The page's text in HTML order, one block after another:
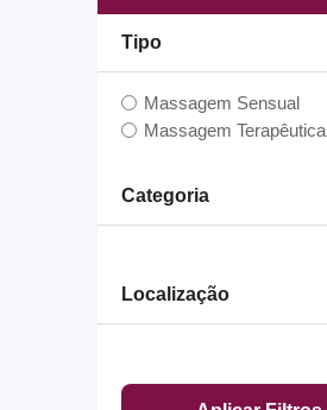
Tipo
Massagem Sensual
Massagem Terapêutica
Categoria
Localização